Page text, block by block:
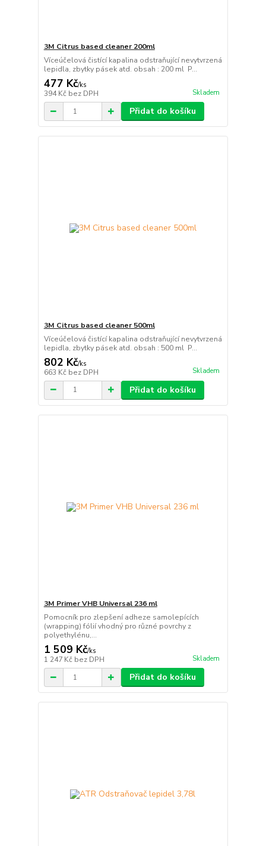
3M Citrus based cleaner 200ml
Víceúčelová čistící kapalina odstraňující nevytvrzená
lepidla, zbytky pásek atd. obsah : 200 ml P...
477 Kč/ks
394 Kč bez DPH Skladem
Přidat do košíku
3M Citrus based cleaner 500ml
Víceúčelová čistící kapalina odstraňující nevytvrzená
lepidla, zbytky pásek atd. obsah : 500 ml P...
802 Kč/ks
663 Kč bez DPH Skladem
Přidat do košíku
3M Primer VHB Universal 236 ml
Pomocník pro zlepšení adheze samolepících
(wrapping) fólií vhodný pro různé povrchy z
polyethylénu,...
1 509 Kč/ks
1 247 Kč bez DPH Skladem
Přidat do košíku